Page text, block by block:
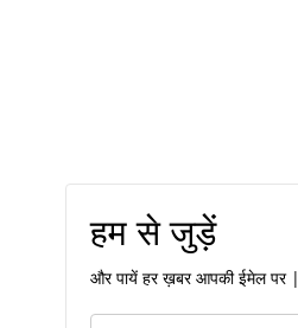
हम से जुड़ें
और पायें हर ख़बर आपकी ईमेल पर |